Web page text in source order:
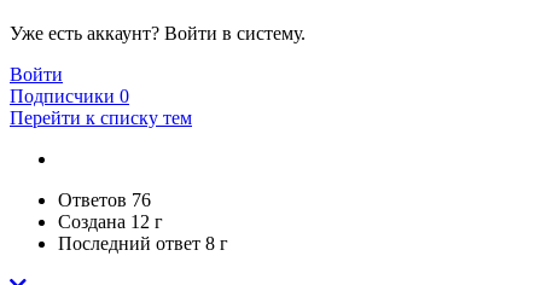
Уже есть аккаунт? Войти в систему.
Войти
Подписчики 0
Перейти к списку тем
Ответов 76
Создана 12 г
Последний ответ 8 г